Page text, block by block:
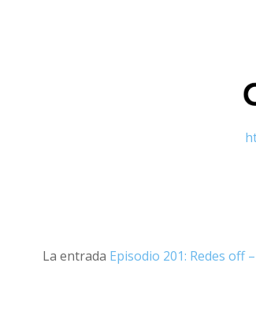
La entrada Episodio 201: Redes off